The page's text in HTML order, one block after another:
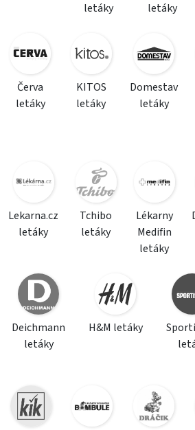
letáky
letáky
Červa
letáky
KITOS
letáky
Domestav
letáky
Lekarna.cz
letáky
Tchibo
letáky
Lékarny
Medifin
letáky
Deichmann
letáky
H&M letáky